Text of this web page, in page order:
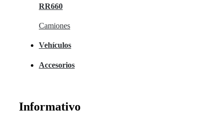
RR660
Camiones
Vehículos
Accesorios
Informativo